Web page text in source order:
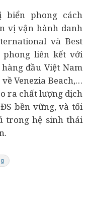
phong cách
vị vận hành danh
và Best
phong liên kết với
đầu Việt Nam
Venezia Beach,…
ra chất lượng dịch
bền vững, và tối
trong hệ sinh thái